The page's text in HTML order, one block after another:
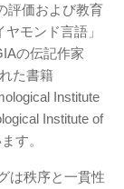
評価および教育
モンド言語」
の伝記作家
た書籍
Institute
Institute of
す。
は秩序と一貫性